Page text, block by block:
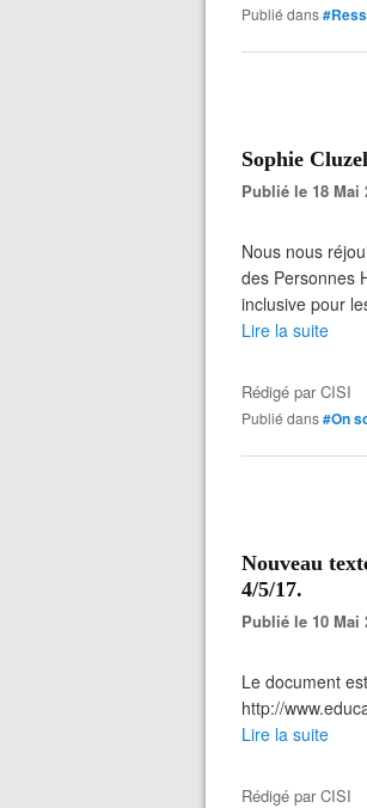
Publié dans
Sophie
Publié le 18 Mai
Nous nous
des Personnes
inclusive pour
Lire la suite
Rédigé parCISI
Publié dans#On
Nouveau
4/5/17.
Publié le 10 Mai
Le document
http://
Lire la suite
Rédigé parCISI